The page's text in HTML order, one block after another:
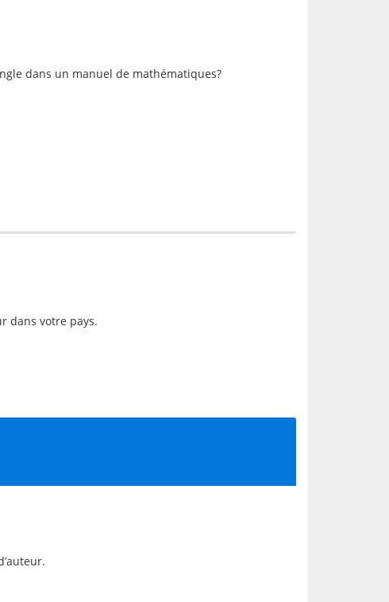
dans un manuel de mathématiques?
dans votre pays.